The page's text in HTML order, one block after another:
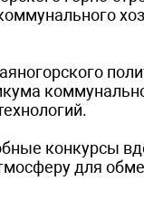
конкурсы
для